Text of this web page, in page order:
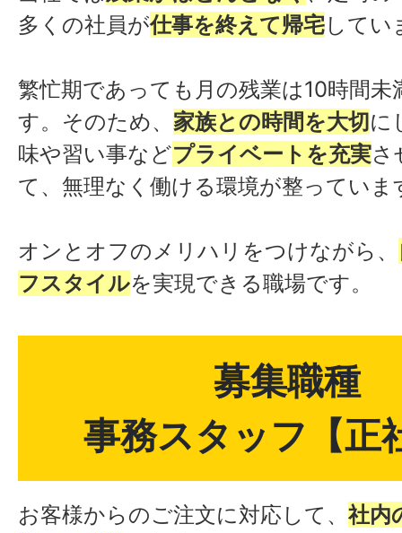
多くの社員が仕事を終えて帰宅してい
繁忙期であっても月の残業は10時間未
す。そのため、 家族との時間を大切に
味や習い事などプライベートを充実さ
て、無理なく働ける環境が整っていま
オンとオフのメリハリをつけながら、
フスタイルを実現できる職場です。
募集職種
事務スタッフ【正
お客様からのご注文に対応して、 社内